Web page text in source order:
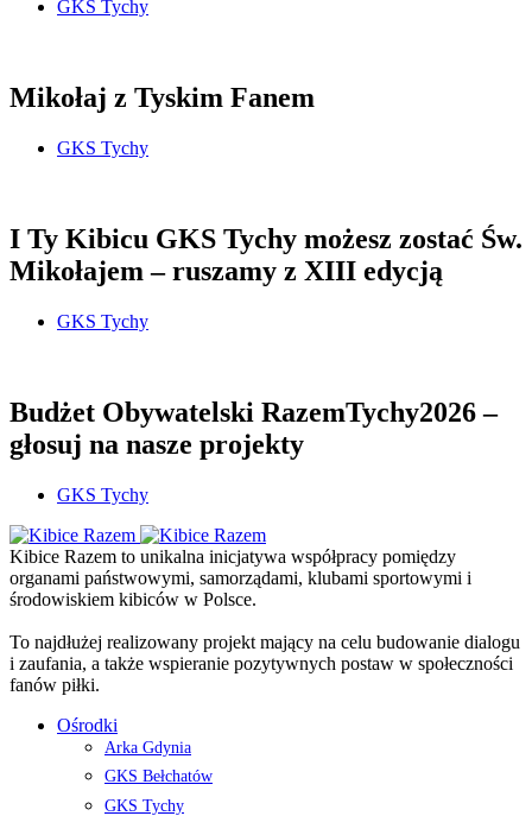
GKS Tychy
Mikołaj z Tyskim Fanem
GKS Tychy
I Ty Kibicu GKS Tychy możesz zostać Św.
Mikołajem – ruszamy z XIII edycją
GKS Tychy
Budżet Obywatelski RazemTychy2026 –
głosuj na nasze projekty
GKS Tychy
Kibice Razem to unikalna inicjatywa współpracy pomiędzy
organami państwowymi, samorządami, klubami sportowymi i
środowiskiem kibiców w Polsce.
To najdłużej realizowany projekt mający na celu budowanie dialogu
i zaufania, a także wspieranie pozytywnych postaw w społeczności
fanów piłki.
Ośrodki
Arka Gdynia
GKS Bełchatów
GKS Tychy